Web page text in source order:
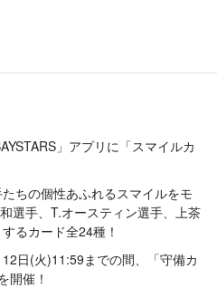
」アプリに「スマイルカ
ちの個性あふれるスマイルをモ
選手、T.オースティン選手、上茶
るカード全24種！
日(火)11:59までの間、「守備カ
開催！